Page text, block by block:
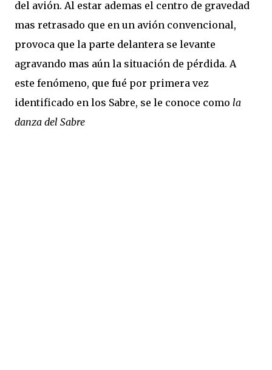
del avión. Al estar ademas el centro de gravedad
mas retrasado que en un avión convencional,
provoca que la parte delantera se levante
agravando mas aún la situación de pérdida. A
este fenómeno, que fué por primera vez
identificado en los Sabre, se le conoce como la
danza del Sabre